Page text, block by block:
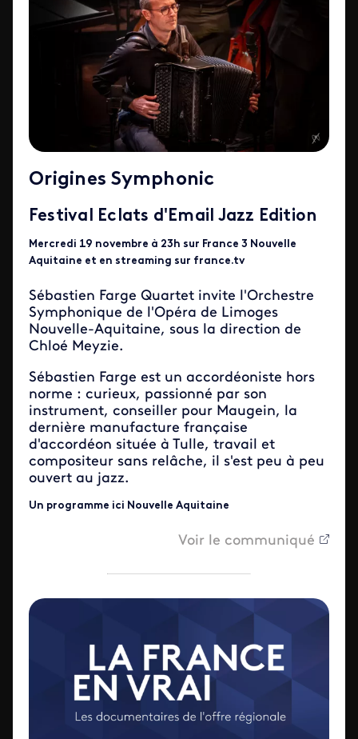
Origines Symphonic
Festival Eclats d'Email Jazz Edition
Mercredi 19 novembre à 23h sur France 3 Nouvelle
Aquitaine et en streaming sur france.tv
Sébastien Farge Quartet invite l'Orchestre
Symphonique de l'Opéra de Limoges
Nouvelle-Aquitaine, sous la direction de
Chloé Meyzie.
Sébastien Farge est un accordéoniste hors
norme : curieux, passionné par son
instrument, conseiller pour Maugein, la
dernière manufacture française
d'accordéon située à Tulle, travail et
compositeur sans relâche, il s'est peu à peu
ouvert au jazz.
Un programme ici Nouvelle Aquitaine
Voir le communiqué